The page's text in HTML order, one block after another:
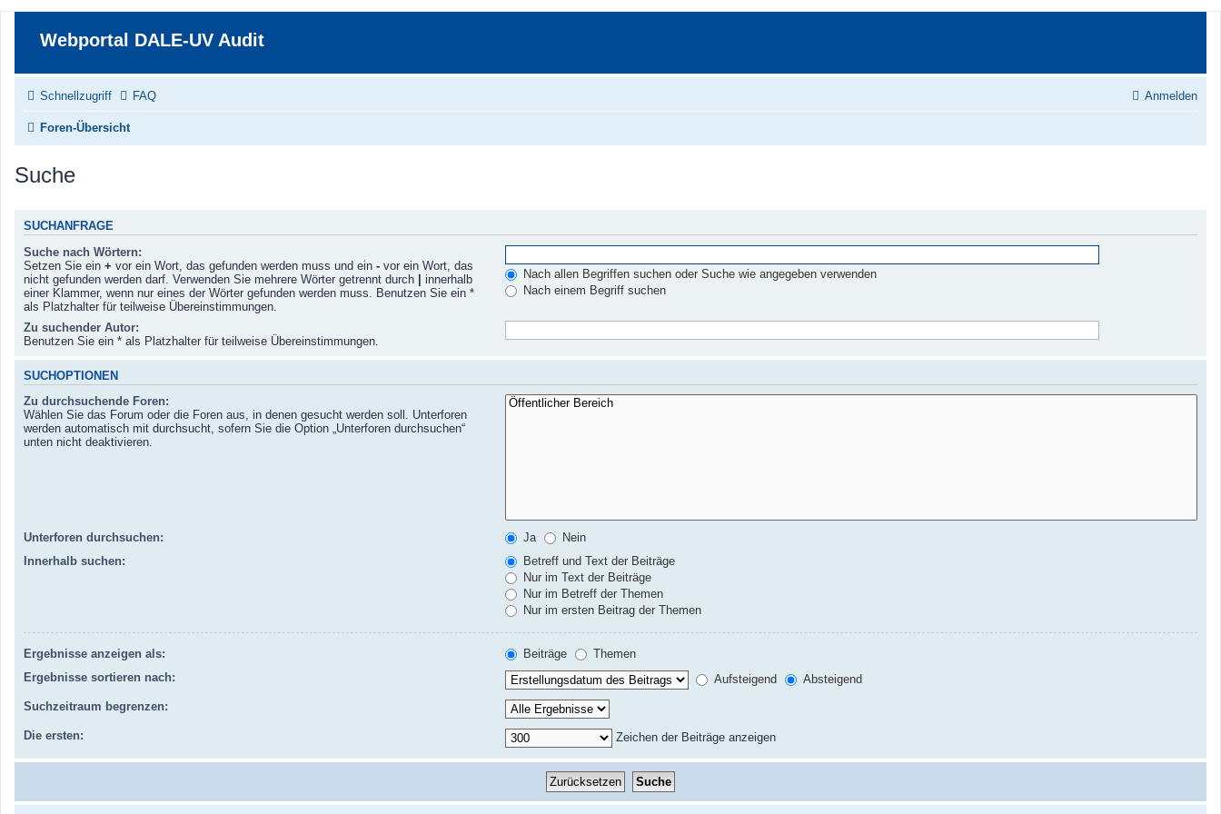
Webportal DALE-UV Audit
Schnellzugriff FAQ Anmelden
Foren-Übersicht
Suche
SUCHANFRAGE
Suche nach Wörtern:
Setzen Sie ein + vor ein Wort, das gefunden werden muss und ein - vor ein Wort, das
nicht gefunden werden darf. Verwenden Sie mehrere Wörter getrennt durch | innerhalb
einer Klammer, wenn nur eines der Wörter gefunden werden muss. Benutzen Sie ein *
als Platzhalter für teilweise Übereinstimmungen.
Nach allen Begriffen suchen oder Suche wie angegeben verwenden
Nach einem Begriff suchen
Zu suchender Autor:
Benutzen Sie ein * als Platzhalter für teilweise Übereinstimmungen.
SUCHOPTIONEN
Zu durchsuchende Foren:
Wählen Sie das Forum oder die Foren aus, in denen gesucht werden soll. Unterforen
werden automatisch mit durchsucht, sofern Sie die Option „Unterforen durchsuchen“
unten nicht deaktivieren.
Unterforen durchsuchen: Ja
Nein
Innerhalb suchen:
Betreff und Text der Beiträge
Nur im Text der Beiträge
Nur im Betreff der Themen
Nur im ersten Beitrag der Themen
Ergebnisse anzeigen als: Beiträge
Themen
Ergebnisse sortieren nach:
Aufsteigend Absteigend
Suchzeitraum begrenzen:
Die ersten: Zeichen der Beiträge anzeigen